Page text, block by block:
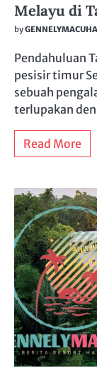
Melayu di
byGENNELYMACUHA
Pendahuluan
pesisir timur
sebuah
terlupakan
Read More